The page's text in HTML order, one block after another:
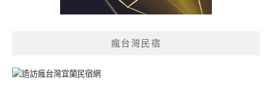
瘋台灣民宿